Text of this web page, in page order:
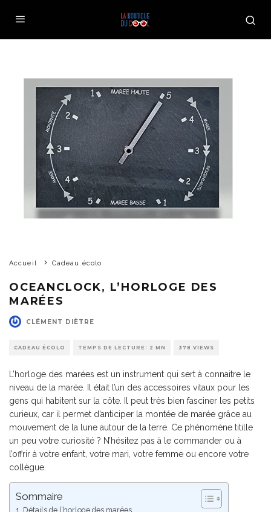
Accueil Cadeau écolo
OCEANCLOCK, L’HORLOGE DES
MARÉES
CLÉMENT DIÈTRE
CADEAU ÉCOLO TEMPS DE LECTURE: 2 MN 378 VIEWS
L’horloge des marées est un instrument qui sert à connaitre le
niveau de la marée. Il était l’un des accessoires vitaux pour les
gens qui habitent sur la côte. Il peut très bien fasciner les petits
curieux, car il permet d’anticiper la montée de marée grâce au
mouvement de la lune autour de la terre. Ce phénomène titille
un peu votre curiosité ? N’hésitez pas à le commander ou à
l’offrir à votre enfant, votre mari, votre femme ou encore votre
collègue.
Sommaire
Détails de l’horloge des marées